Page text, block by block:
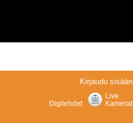
Kirjaudu sisään
Live
Kamerat
Digilehdet